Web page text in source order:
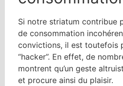
Si notre striatum contribue
de consommation
convictions, il est toutefois
“hacker”. En effet, de
montrent qu’un geste
et procure ainsi du plaisir.